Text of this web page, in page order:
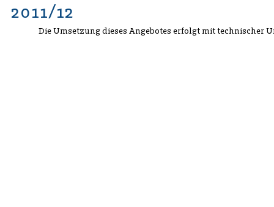
2011/12
Die Umsetzung dieses Angebotes erfolgt mit technischer